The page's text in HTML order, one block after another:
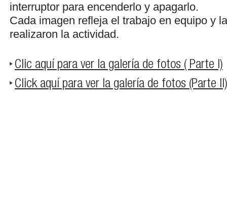
interruptor para encenderlo y apagarlo.
Cada imagen refleja el trabajo en equipo y
realizaron la actividad.
Clic aquí para ver la galería de fotos ( Parte I)
Click aquí para ver la galería de fotos (Parte II)